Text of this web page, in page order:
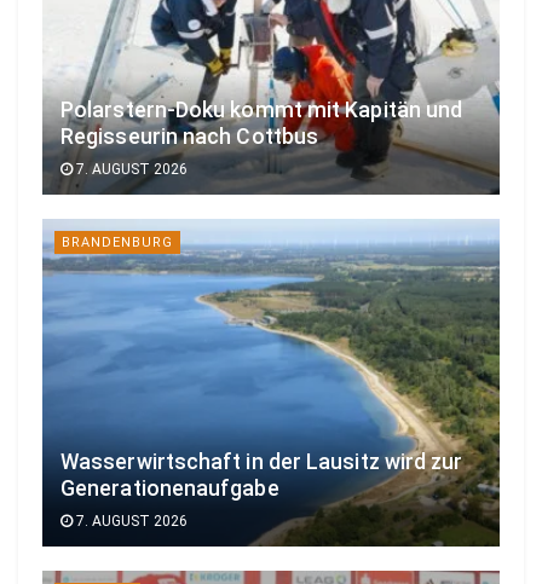
Polarstern-Doku kommt mit Kapitän und
Regisseurin nach Cottbus
7. AUGUST 2026
BRANDENBURG
Wasserwirtschaft in der Lausitz wird zur
Generationenaufgabe
7. AUGUST 2026